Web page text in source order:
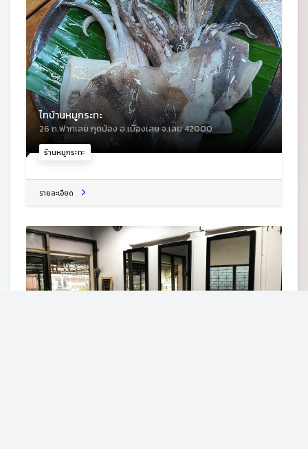
ร้านหมูกระทะ
ไทบ้านหมูกระทะ
26 ถ.ฟากเลย กุดป่อง อ.เมืองเลย จ.เลย 42000
รายละเอียด